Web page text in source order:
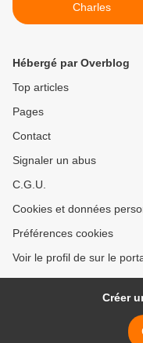
Charles
Hébergé par Overblog
Top articles
Pages
Contact
Signaler un abus
C.G.U.
Cookies et données
Préférences cookies
Voir le profil de sur le
Créer